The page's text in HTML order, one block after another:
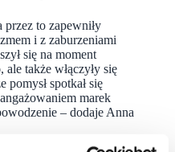
przez to zapewniły
i z zaburzeniami
się na moment
także włączyły się
pomysł spotkał się
marek
– dodaje Anna